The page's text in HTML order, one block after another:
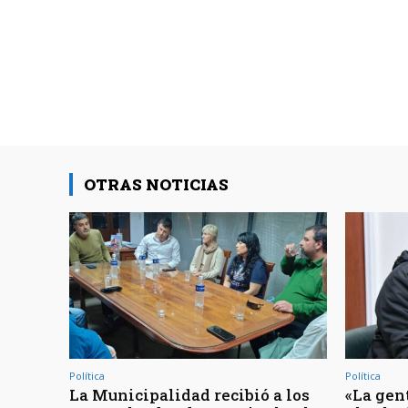
OTRAS NOTICIAS
Política
La Municipalidad recibió a los
Política
«La